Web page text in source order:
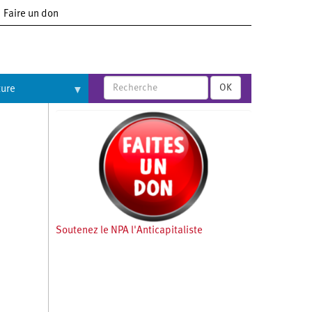
Faire un don
OK
Soutenez le NPA l'Anticapitaliste